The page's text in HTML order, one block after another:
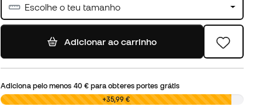
Escolhe o teu tamanho
Adicionar ao carrinho
Adiciona pelo menos 40 €para obteres portes grátis
0,00 € +35,99 €